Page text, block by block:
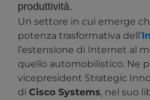
produttività.
Un settore in cui emerge
potenza trasformativa dell’
l’estensione di Internet al
quello automobilistico. Ne
vicepresident Strategic
di Cisco Systems, nel suo